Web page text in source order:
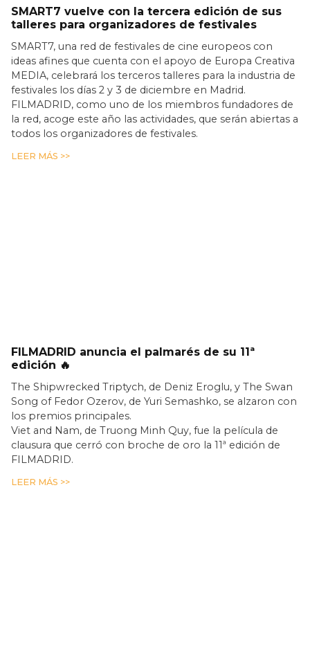
SMART7 vuelve con la tercera edición de sus
talleres para organizadores de festivales
SMART7, una red de festivales de cine europeos con
ideas afines que cuenta con el apoyo de Europa Creativa
MEDIA, celebrará los terceros talleres para la industria de
festivales los días 2 y 3 de diciembre en Madrid.
FILMADRID, como uno de los miembros fundadores de
la red, acoge este año las actividades, que serán abiertas a
todos los organizadores de festivales.
LEER MÁS >>
FILMADRID anuncia el palmarés de su 11ª
edición 🔥
The Shipwrecked Triptych, de Deniz Eroglu, y The Swan
Song of Fedor Ozerov, de Yuri Semashko, se alzaron con
los premios principales.
Viet and Nam, de Truong Minh Quy, fue la película de
clausura que cerró con broche de oro la 11ª edición de
FILMADRID.
LEER MÁS >>